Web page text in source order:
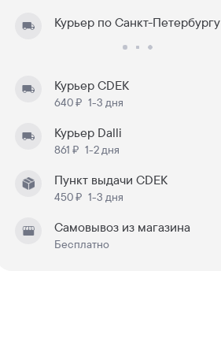
Курьер по Санкт-Петербургу
Курьер CDEK
640 ₽ 1-3 дня
Курьер Dalli
861 ₽ 1-2 дня
Пункт выдачи CDEK
450 ₽ 1-3 дня
Самовывоз из магазина
Бесплатно